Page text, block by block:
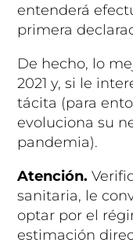
entenderá
primera
De hecho, lo
2021 y, si le
tácita (para
evoluciona su
pandemia).
Atención.
sanitaria, le
optar por el
estimación